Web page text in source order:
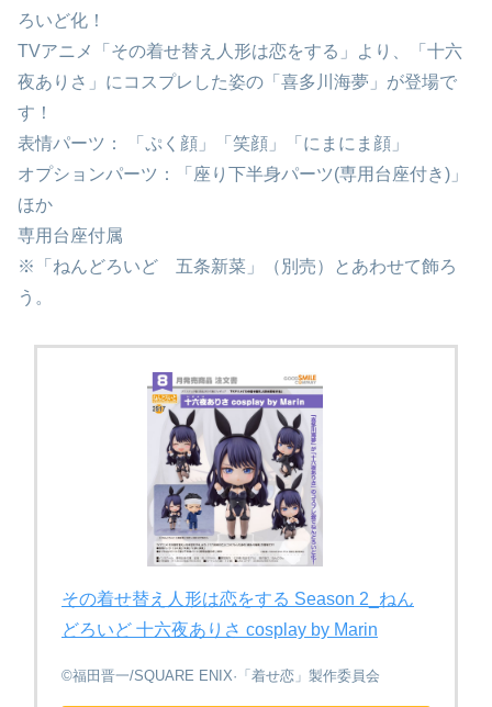
ろいど化！
TVアニメ「その着せ替え人形は恋をする」より、「十六
夜ありさ」にコスプレした姿の「喜多川海夢」が登場で
す！
表情パーツ： 「ぷく顔」「笑顔」「にまにま顔」
オプションパーツ：「座り下半身パーツ(専用台座付き)」
ほか
専用台座付属
※「ねんどろいど 五条新菜」（別売）とあわせて飾ろ
う。
その着せ替え人形は恋をする Season 2_ねん
どろいど 十六夜ありさ cosplay by Marin
©福田晋一/SQUARE ENIX·「着せ恋」製作委員会